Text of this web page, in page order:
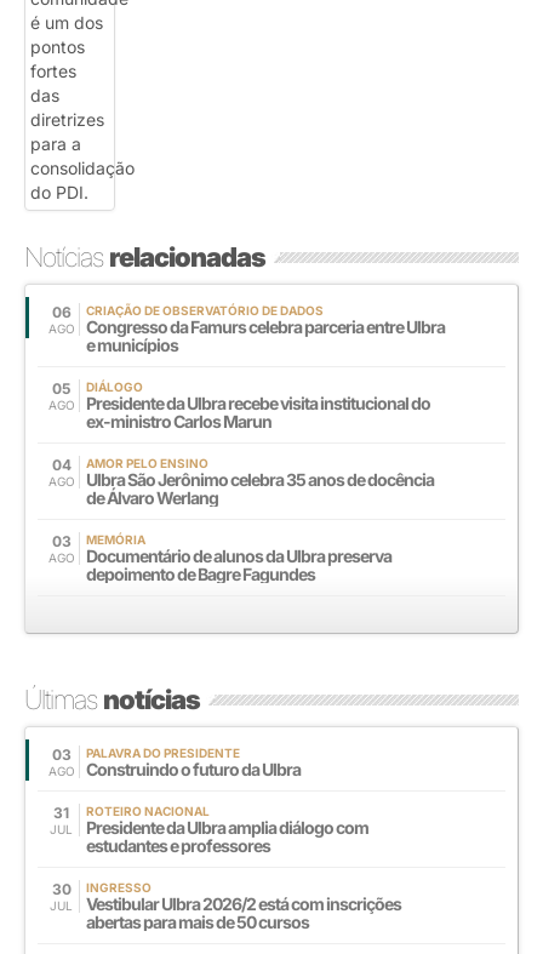
Notíciasrelacionadas
06
AGO
CRIAÇÃO DE OBSERVATÓRIO DE DADOS
Congresso da Famurs celebra parceria entre Ulbra
e municípios
05
AGO
DIÁLOGO
Presidente da Ulbra recebe visita institucional do
ex-ministro Carlos Marun
04
AGO
AMOR PELO ENSINO
Ulbra São Jerônimo celebra 35 anos de docência
de Álvaro Werlang
03
AGO
MEMÓRIA
Documentário de alunos da Ulbra preserva
depoimento de Bagre Fagundes
Últimasnotícias
03
AGO
PALAVRA DO PRESIDENTE
Construindo o futuro da Ulbra
31
JUL
ROTEIRO NACIONAL
Presidente da Ulbra amplia diálogo com
estudantes e professores
30
JUL
INGRESSO
Vestibular Ulbra 2026/2 está com inscrições
abertas para mais de 50 cursos